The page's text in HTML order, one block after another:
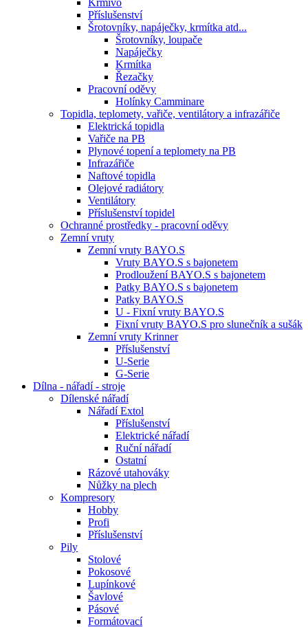
Krmivo
Příslušenství
Šrotovníky, napáječky, krmítka atd...
Šrotovníky, loupače
Napáječky
Krmítka
Řezačky
Pracovní oděvy
Holínky Camminare
Topidla, teplomety, vařiče, ventilátory a infrazářiče
Elektrická topidla
Vařiče na PB
Plynové topení a teplomety na PB
Infrazářiče
Naftové topidla
Olejové radiátory
Ventilátory
Příslušenství topidel
Ochranné prostředky - pracovní oděvy
Zemní vruty
Zemní vruty BAYO.S
Vruty BAYO.S s bajonetem
Prodloužení BAYO.S s bajonetem
Patky BAYO.S s bajonetem
Patky BAYO.S
U - Fixní vruty BAYO.S
Fixní vruty BAYO.S pro slunečník a sušák
Zemní vruty Krinner
Příslušenství
U-Serie
G-Serie
Dílna - nářadí - stroje
Dílenské nářadí
Nářadí Extol
Příslušenství
Elektrické nářadí
Ruční nářadí
Ostatní
Rázové utahováky
Nůžky na plech
Kompresory
Hobby
Profi
Příslušenství
Pily
Stolové
Pokosové
Lupínkové
Šavlové
Pásové
Formátovací